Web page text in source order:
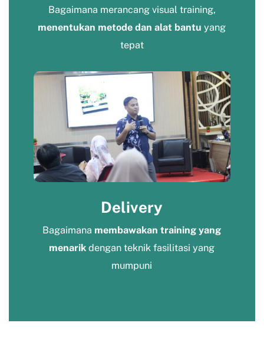
Bagaimana merancang visual training,
menentukan metode dan alat bantu yang
tepat
Delivery
Bagaimana membawakan training yang
menarik dengan teknik fasilitasi yang
mumpuni